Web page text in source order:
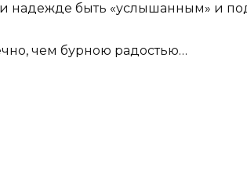
и надежде быть «услышанным» и
чем бурною радостью…